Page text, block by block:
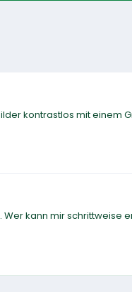
kontrastlos mit einem
kann mir schrittweise